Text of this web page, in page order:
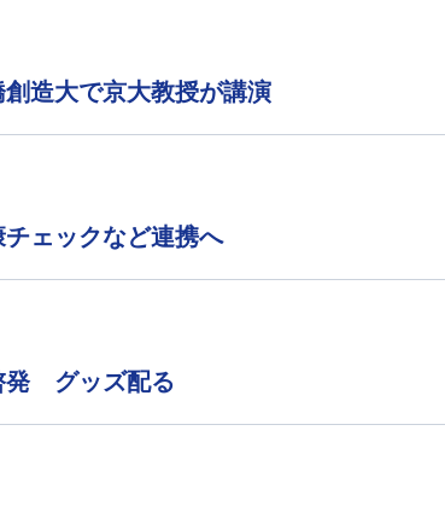
造大で京大教授が講演
ェックなど連携へ
発 グッズ配る